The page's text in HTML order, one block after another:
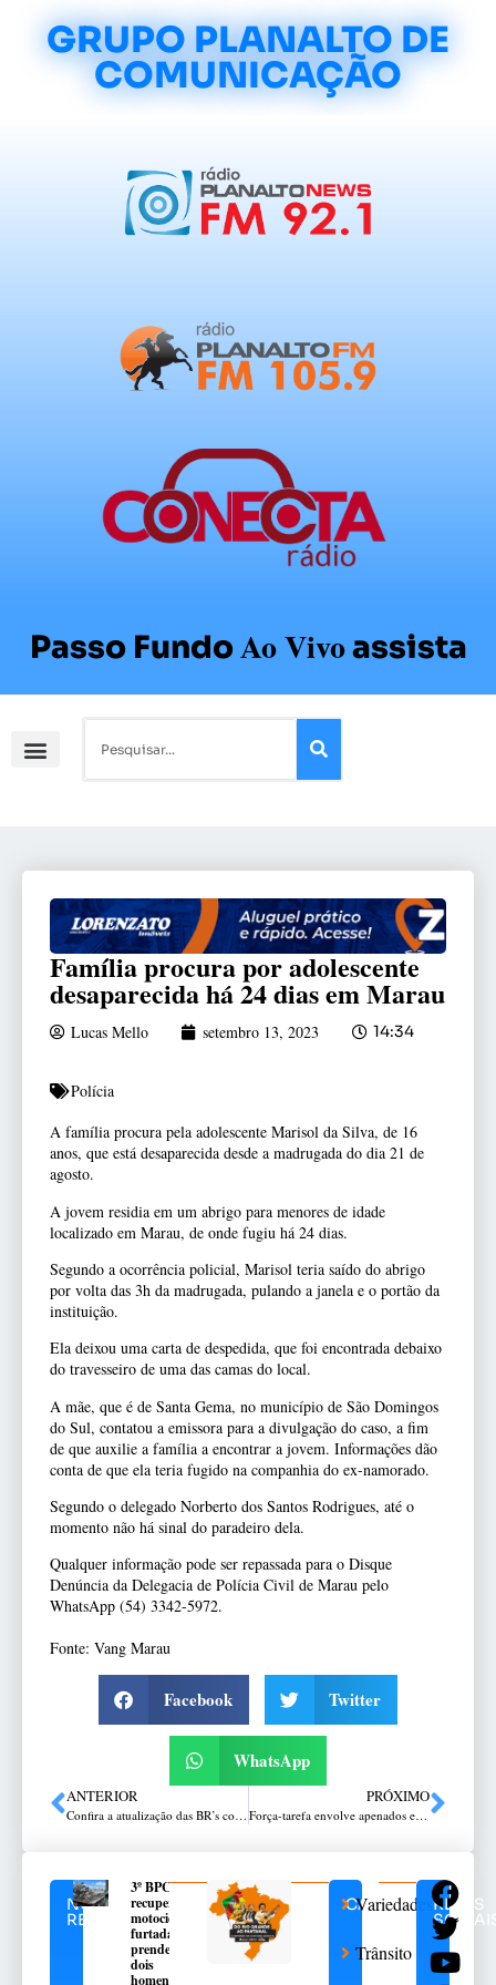
GRUPO PLANALTO DE
COMUNICAÇÃO
Passo FundoAo Vivoassista
Família procura por adolescente
desaparecida há 24 dias em Marau
Lucas Mello setembro 13, 2023 14:34
Polícia
A família procura pela adolescente Marisol da Silva, de 16
anos, que está desaparecida desde a madrugada do dia 21 de
agosto.
A jovem residia em um abrigo para menores de idade
localizado em Marau, de onde fugiu há 24 dias.
Segundo a ocorrência policial, Marisol teria saído do abrigo
por volta das 3h da madrugada, pulando a janela e o portão da
instituição.
Ela deixou uma carta de despedida, que foi encontrada debaixo
do travesseiro de uma das camas do local.
A mãe, que é de Santa Gema, no município de São Domingos
do Sul, contatou a emissora para a divulgação do caso, a fim
de que auxilie a família a encontrar a jovem. Informações dão
conta de que ela teria fugido na companhia do ex-namorado.
Segundo o delegado Norberto dos Santos Rodrigues, até o
momento não há sinal do paradeiro dela.
Qualquer informação pode ser repassada para o Disque
Denúncia da Delegacia de Polícia Civil de Marau pelo
WhatsApp (54) 3342-5972.
Fonte: Vang Marau
Facebook Twitter
WhatsApp
ANTERIOR
Confira a atualização das BR’s com as fortes chuvas de agora
PRÓXIMO
Força-tarefa envolve apenados e possibilita doação de tênis a atingidos pelas enchentes
NOTÍCIAS
RELACIONADAS
3º BPChq
recupera
motocicleta
furtada e
prende
dois
homens no
CATEGORIAS
Variedades
Trânsito
REDES